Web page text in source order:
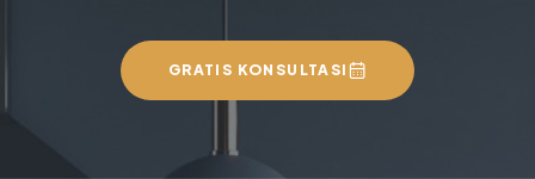
GRATIS KONSULTASI